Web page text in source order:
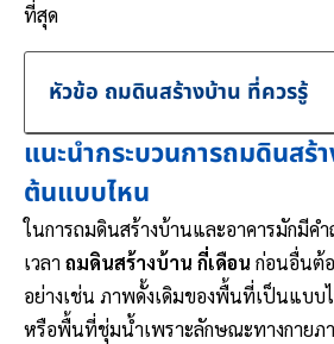
ที่สุด
หัวข้อ ถมดินสร้างบ้าน ที่ควรรู้
แนะนำกระบวนการถมดินสร้
ต้นแบบไหน
ในการถมดินสร้างบ้านและอาคารมักมีค
เวลา ถมดินสร้างบ้าน กี่เดือน ก่อนอื่นต้
อย่างเช่น ภาพดั้งเดิมของพื้นที่เป็นแบ
หรือพื้นที่ชุ่มน้ำเพราะลักษณะทางกายภ